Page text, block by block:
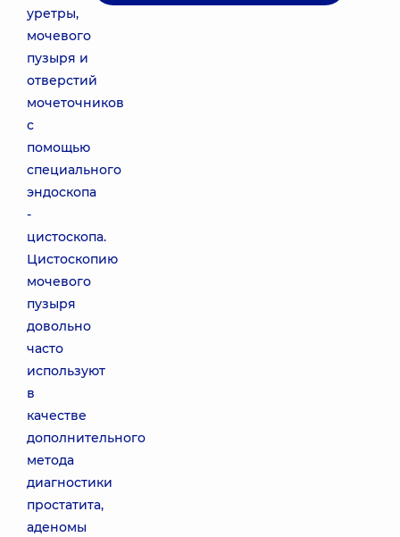
уретры,
мочевого
пузыря и
отверстий
мочеточников
с
помощью
специального
эндоскопа
-
цистоскопа.
Цистоскопию
мочевого
пузыря
довольно
часто
используют
в
качестве
дополнительного
метода
диагностики
простатита,
аденомы